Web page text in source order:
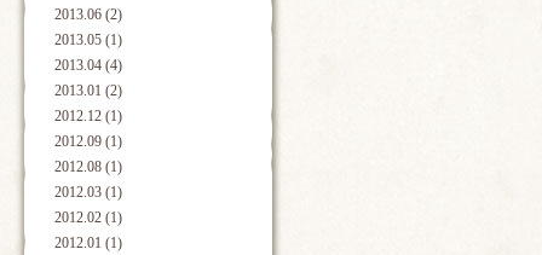
2013.06 (2)
2013.05 (1)
2013.04 (4)
2013.01 (2)
2012.12 (1)
2012.09 (1)
2012.08 (1)
2012.03 (1)
2012.02 (1)
2012.01 (1)